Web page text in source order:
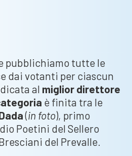
pubblichiamo tutte le
dai votanti per ciascun
al miglior direttore
è finita tra le
(in foto), primo
Poetini del Sellero
del Prevalle.